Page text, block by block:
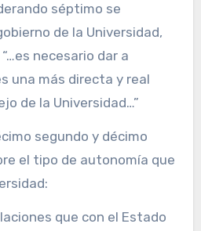
séptimo se
de la Universidad,
necesario dar a
una más directa y real
de la Universidad…”
segundo y décimo
el tipo de autonomía que
que con el Estado